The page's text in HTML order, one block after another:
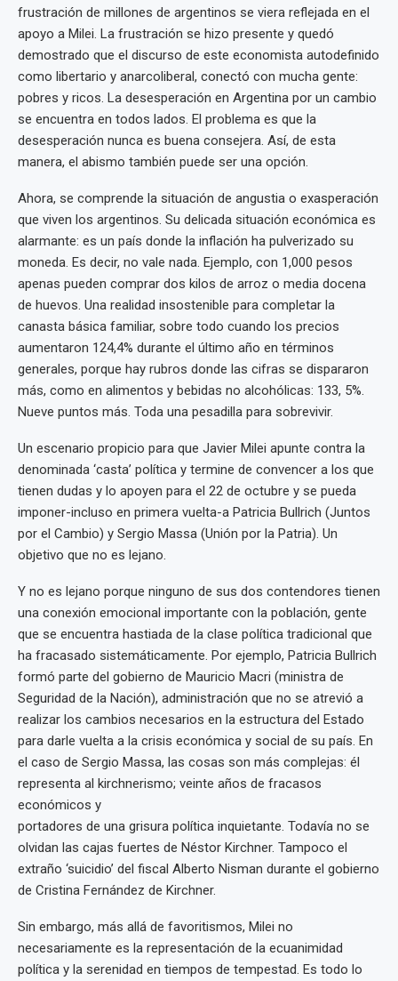
frustración de millones de argentinos se viera reflejada en el
apoyo a Milei. La frustración se hizo presente y quedó
demostrado que el discurso de este economista autodefinido
como libertario y anarcoliberal, conectó con mucha gente:
pobres y ricos. La desesperación en Argentina por un cambio
se encuentra en todos lados. El problema es que la
desesperación nunca es buena consejera. Así, de esta
manera, el abismo también puede ser una opción.
Ahora, se comprende la situación de angustia o exasperación
que viven los argentinos. Su delicada situación económica es
alarmante: es un país donde la inflación ha pulverizado su
moneda. Es decir, no vale nada. Ejemplo, con 1,000 pesos
apenas pueden comprar dos kilos de arroz o media docena
de huevos. Una realidad insostenible para completar la
canasta básica familiar, sobre todo cuando los precios
aumentaron 124,4% durante el último año en términos
generales, porque hay rubros donde las cifras se dispararon
más, como en alimentos y bebidas no alcohólicas: 133, 5%.
Nueve puntos más. Toda una pesadilla para sobrevivir.
Un escenario propicio para que Javier Milei apunte contra la
denominada ‘casta’ política y termine de convencer a los que
tienen dudas y lo apoyen para el 22 de octubre y se pueda
imponer-incluso en primera vuelta-a Patricia Bullrich (Juntos
por el Cambio) y Sergio Massa (Unión por la Patria). Un
objetivo que no es lejano.
Y no es lejano porque ninguno de sus dos contendores tienen
una conexión emocional importante con la población, gente
que se encuentra hastiada de la clase política tradicional que
ha fracasado sistemáticamente. Por ejemplo, Patricia Bullrich
formó parte del gobierno de Mauricio Macri (ministra de
Seguridad de la Nación), administración que no se atrevió a
realizar los cambios necesarios en la estructura del Estado
para darle vuelta a la crisis económica y social de su país. En
el caso de Sergio Massa, las cosas son más complejas: él
representa al kirchnerismo; veinte años de fracasos
económicos y
portadores de una grisura política inquietante. Todavía no se
olvidan las cajas fuertes de Néstor Kirchner. Tampoco el
extraño ‘suicidio’ del fiscal Alberto Nisman durante el gobierno
de Cristina Fernández de Kirchner.
Sin embargo, más allá de favoritismos, Milei no
necesariamente es la representación de la ecuanimidad
política y la serenidad en tiempos de tempestad. Es todo lo